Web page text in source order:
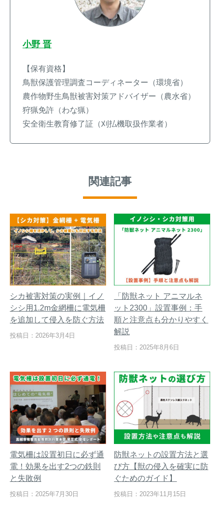
小野 晋
【保有資格】
鳥獣保護管理調査コーディネーター（環境省）
農作物野生鳥獣被害対策アドバイザー（農水省）
狩猟免許（わな猟）
安全衛生教育修了証（刈払機取扱作業者）
関連記事
シカ被害対策の実例｜イノ
シシ用1.2m金網柵に電気柵
を追加して侵入を防ぐ方法
投稿日：2026年3月4日
「防獣ネット アニマルネ
ット2300」設置事例：手
順と注意点も分かりやすく
解説
投稿日：2025年8月6日
電気柵は設置初日に必ず通
電！効果を出す2つの鉄則
と失敗例
投稿日：2025年7月30日
防獣ネットの設置方法と選
び方【獣の侵入を確実に防
ぐためのガイド】
投稿日：2023年11月15日